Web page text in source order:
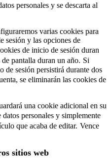
personales y se descarta al
varias cookies para
sesión y las opciones de
de inicio de sesión duran
pantalla duran un año. Si
de sesión persistirá durante dos
se eliminarán las cookies de
una cookie adicional en su
personales y simplemente
que acaba de editar. Vence
sitios web